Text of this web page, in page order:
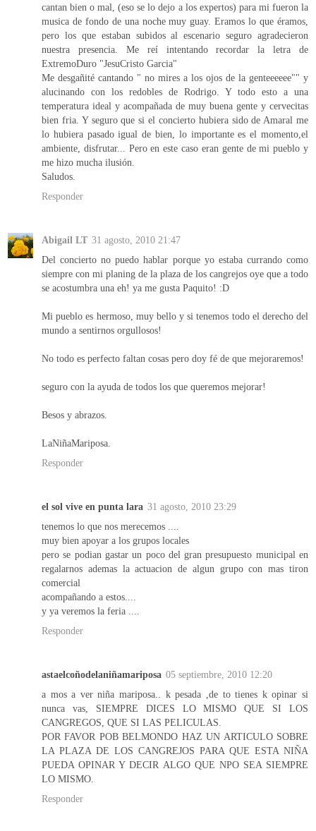
cantan bien o mal, (eso se lo dejo a los expertos) para mi fueron la
musica de fondo de una noche muy guay. Eramos lo que éramos,
pero los que estaban subidos al escenario seguro agradecieron
nuestra presencia. Me reí intentando recordar la letra de
ExtremoDuro "JesuCristo Garcia"
Me desgañité cantando " no mires a los ojos de la genteeeeee"" y
alucinando con los redobles de Rodrigo. Y todo esto a una
temperatura ideal y acompañada de muy buena gente y cervecitas
bien fria. Y seguro que si el concierto hubiera sido de Amaral me
lo hubiera pasado igual de bien, lo importante es el momento,el
ambiente, disfrutar... Pero en este caso eran gente de mi pueblo y
me hizo mucha ilusión.
Saludos.
Responder
Abigail LT 31 agosto, 2010 21:47
Del concierto no puedo hablar porque yo estaba currando como
siempre con mi planing de la plaza de los cangrejos oye que a todo
se acostumbra una eh! ya me gusta Paquito! :D
Mi pueblo es hermoso, muy bello y si tenemos todo el derecho del
mundo a sentirnos orgullosos!
No todo es perfecto faltan cosas pero doy fé de que mejoraremos!
seguro con la ayuda de todos los que queremos mejorar!
Besos y abrazos.
LaNiñaMariposa.
Responder
el sol vive en punta lara 31 agosto, 2010 23:29
tenemos lo que nos merecemos ....
muy bien apoyar a los grupos locales
pero se podian gastar un poco del gran presupuesto municipal en
regalarnos ademas la actuacion de algun grupo con mas tiron
comercial
acompañando a estos....
y ya veremos la feria ....
Responder
astaelcoñodelaniñamariposa 05 septiembre, 2010 12:20
a mos a ver niña mariposa.. k pesada ,de to tienes k opinar si
nunca vas, SIEMPRE DICES LO MISMO QUE SI LOS
CANGREGOS, QUE SI LAS PELICULAS.
POR FAVOR POB BELMONDO HAZ UN ARTICULO SOBRE
LA PLAZA DE LOS CANGREJOS PARA QUE ESTA NIÑA
PUEDA OPINAR Y DECIR ALGO QUE NPO SEA SIEMPRE
LO MISMO.
Responder